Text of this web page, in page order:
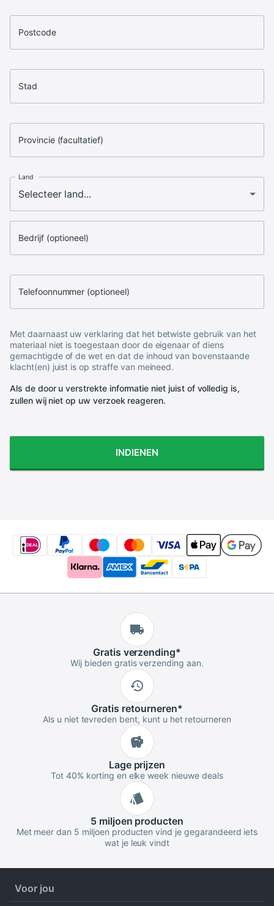
Postcode
Stad
Provincie (facultatief)
Land
Bedrijf (optioneel)
Telefoonnummer (optioneel)
Met daarnaast uw verklaring dat het betwiste gebruik van het
materiaal niet is toegestaan door de eigenaar of diens
gemachtigde of de wet en dat de inhoud van bovenstaande
klacht(en) juist is op straffe van meineed.
Als de door u verstrekte informatie niet juist of volledig is,
zullen wij niet op uw verzoek reageren.
INDIENEN
Gratis verzending*
Wij bieden gratis verzending aan.
Gratis retourneren*
Als u niet tevreden bent, kunt u het retourneren
Lageprijzen
Tot 40% korting en elke week nieuwe deals
5 miljoen producten
Met meer dan 5 miljoen producten vind je gegarandeerd iets
wat je leuk vindt
Voor jou